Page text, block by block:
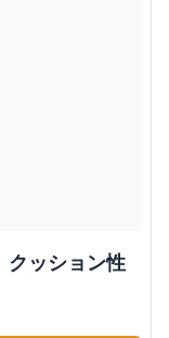
クッション性